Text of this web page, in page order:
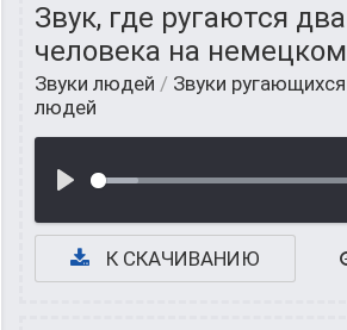
Звук, где ругаются два
человека на немецком
Звуки людей / Звуки ругающихся
людей
К СКАЧИВАНИЮ